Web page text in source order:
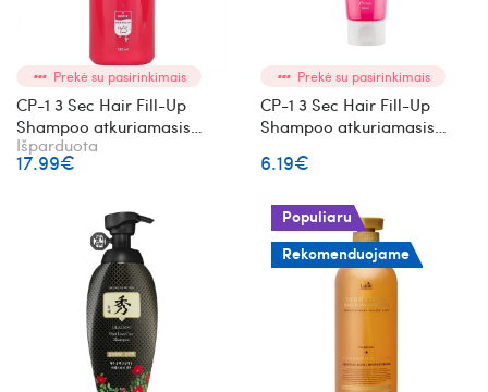
Prekė su pasirinkimais
CP-1 3 Sec Hair Fill-Up
Shampoo atkuriamasis
plaukų šampūnas
Išparduota
17.99€
Prekė su pasirinkimais
CP-1 3 Sec Hair Fill-Up
Shampoo atkuriamasis
6.19€
Populiaru
Rekomenduojame